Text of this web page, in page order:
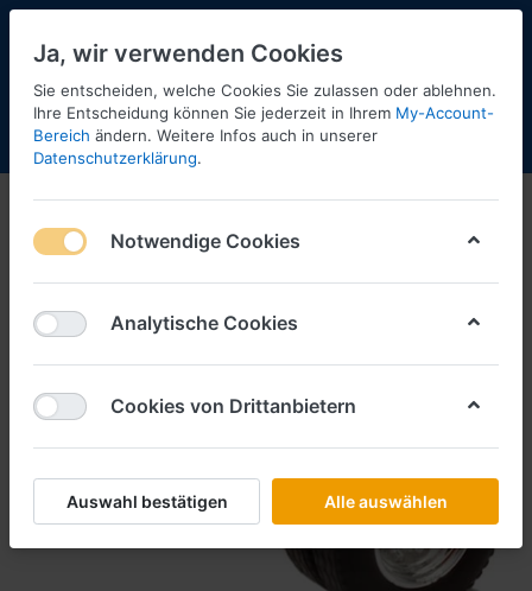
Menü Anmelden Shopaktualisierung
Ja, wir verwenden Cookies
Sie entscheiden, welche Cookies Sie zulassen oder ablehnen.
Ihre Entscheidung können Sie jederzeit in Ihrem My-Account-
Bereich ändern. Weitere Infos auch in unserer
Datenschutzerklärung.
Notwendige Cookies
Analytische Cookies
Cookies von Drittanbietern
Auswahl bestätigen Alle auswählen